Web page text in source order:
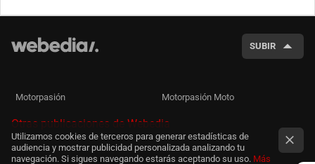
SUBIR
Motorpasión Motorpasión Moto
Otras publicaciones de Webedia
Utilizamos cookies de terceros para generar estadísticas de
audiencia y mostrar publicidad personalizada analizando tu
navegación. Si sigues navegando estarás aceptando su uso. Más